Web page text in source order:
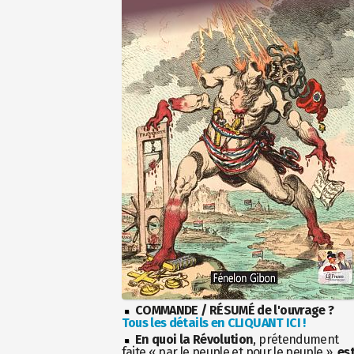
COMMANDE / RÉSUMÉ de l'ouvrage ?
Tous les détails en CLIQUANT ICI !
En quoi la Révolution, prétendument